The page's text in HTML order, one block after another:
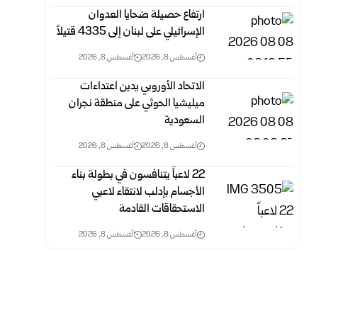
ارتفاع حصيلة ضحايا العدوان
الإسرائيلي على لبنان إلى 4335 قتيلاً
أغسطس 8, 2026 أغسطس 8, 2026
الاتحاد الأوروبي يدين اعتداءات
ميليشيا الحوثي على منطقة نجران
السعودية
أغسطس 8, 2026 أغسطس 8, 2026
‏22 لاعباً يتنافسون في بطولة بناء
الأجسام بإدلب لانتقاء لاعبي
الاستحقاقات القادمة
أغسطس 8, 2026 أغسطس 8, 2026